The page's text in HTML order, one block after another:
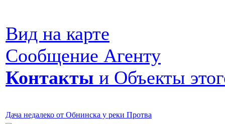
Вид на карте
Сообщение Агенту
Контакты и Объекты
Дача недалеко от Обнинска у реки Протва